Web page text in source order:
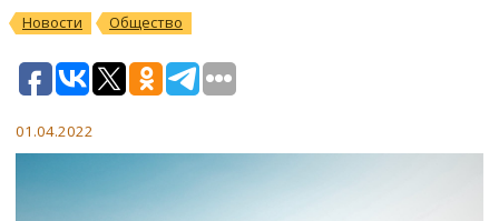
Новости Общество
01.04.2022